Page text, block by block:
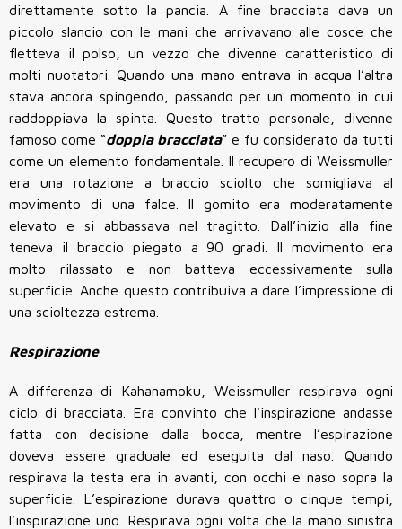
direttamente sotto la pancia. A fine bracciata dava un
piccolo slancio con le mani che arrivavano alle cosce che
fletteva il polso, un vezzo che divenne caratteristico di
molti nuotatori. Quando una mano entrava in acqua l’altra
stava ancora spingendo, passando per un momento in cui
raddoppiava la spinta. Questo tratto personale, divenne
famoso come “doppia bracciata” e fu considerato da tutti
come un elemento fondamentale. Il recupero di Weissmuller
era una rotazione a braccio sciolto che somigliava al
movimento di una falce. Il gomito era moderatamente
elevato e si abbassava nel tragitto. Dall’inizio alla fine
teneva il braccio piegato a 90 gradi. Il movimento era
molto rilassato e non batteva eccessivamente sulla
superficie. Anche questo contribuiva a dare l’impressione di
una scioltezza estrema.
Respirazione
A differenza di Kahanamoku, Weissmuller respirava ogni
ciclo di bracciata. Era convinto che l'inspirazione andasse
fatta con decisione dalla bocca, mentre l’espirazione
doveva essere graduale ed eseguita dal naso. Quando
respirava la testa era in avanti, con occhi e naso sopra la
superficie. L’espirazione durava quattro o cinque tempi,
l’inspirazione uno. Respirava ogni volta che la mano sinistra